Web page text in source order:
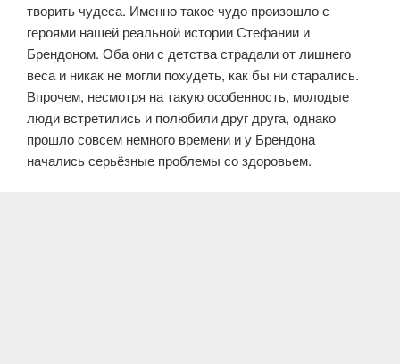
творить чудеса. Именно такое чудо произошло с
героями нашей реальной истории Стефании и
Брендоном. Оба они с детства страдали от лишнего
веса и никак не могли похудеть, как бы ни старались.
Впрочем, несмотря на такую особенность, молодые
люди встретились и полюбили друг друга, однако
прошло совсем немного времени и у Брендона
начались серьёзные проблемы со здоровьем.